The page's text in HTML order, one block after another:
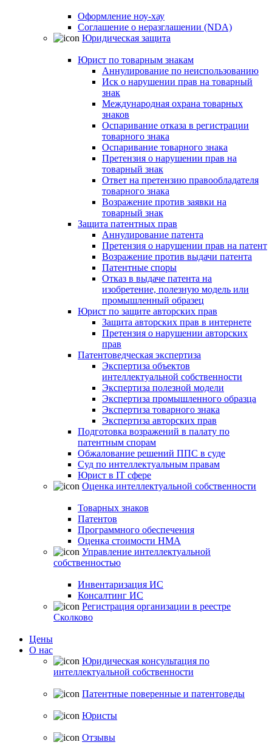
Оформление ноу-хау
Соглашение о неразглашении (NDA)
Юридическая защита
Юрист по товарным знакам
Аннулирование по неиспользованию
Иск о нарушении прав на товарный
знак
Международная охрана товарных
знаков
Оспаривание отказа в регистрации
товарного знака
Оспаривание товарного знака
Претензия о нарушении прав на
товарный знак
Ответ на претензию правообладателя
товарного знака
Возражение против заявки на
товарный знак
Защита патентных прав
Аннулирование патента
Претензия о нарушении прав на патент
Возражение против выдачи патента
Патентные споры
Отказ в выдаче патента на
изобретение, полезную модель или
промышленный образец
Юрист по защите авторских прав
Защита авторских прав в интернете
Претензия о нарушении авторских
прав
Патентоведческая экспертиза
Экспертиза объектов
интеллектуальной собственности
Экспертиза полезной модели
Экспертиза промышленного образца
Экспертиза товарного знака
Экспертиза авторских прав
Подготовка возражений в палату по
патентным спорам
Обжалование решений ППС в суде
Суд по интеллектуальным правам
Юрист в IT сфере
Оценка интеллектуальной собственности
Товарных знаков
Патентов
Программного обеспечения
Оценка стоимости НМА
Управление интеллектуальной
собственностью
Инвентаризация ИС
Консалтинг ИС
Регистрация организации в реестре
Сколково
Цены
О нас
Юридическая консультация по
интеллектуальной собственности
Патентные поверенные и патентоведы
Юристы
Отзывы